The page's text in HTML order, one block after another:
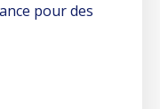
pour des